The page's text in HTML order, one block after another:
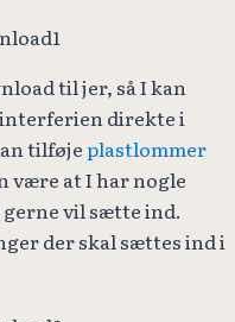
til jer, så I kan
direkte i
tilføjeplastlommer
være at I har nogle
vil sætte ind.
der skal sættes ind i